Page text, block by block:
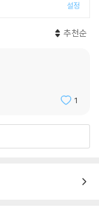
설정
추천순
1